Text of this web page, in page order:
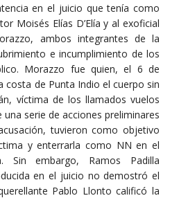
en el juicio que tenía como
Moisés Elías D’Elía y al exoficial
ambos integrantes de la
e incumplimiento de los
Morazzo fue quien, el 6 de
costa de Punta Indio el cuerpo sin
víctima de los llamados vuelos
serie de acciones preliminares
tuvieron como objetivo
y enterrarla como NN en el
Sin embargo, Ramos Padilla
en el juicio no demostró el
Pablo Llonto calificó la